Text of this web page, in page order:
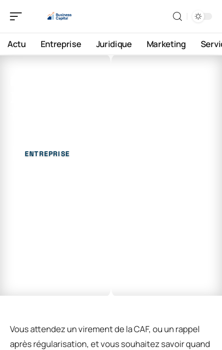
Actu Entreprise Juridique Marketing
ENTREPRISE
Vous attendez un virement de la CAF, ou un rappel
après régularisation, et vous souhaitez savoir quand